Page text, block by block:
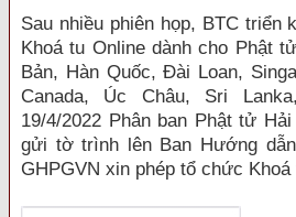
Sau nhiều phiên họp, BTC triển
Khoá tu Online dành cho Phật
Bản, Hàn Quốc, Đài Loan,
Canada, Úc Châu, Sri
19/4/2022 Phân ban Phật tử
gửi tờ trình lên Ban Hướng
GHPGVN xin phép tổ chức